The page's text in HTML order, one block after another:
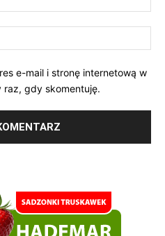
e-mail i stronę internetową w
gdy skomentuję.